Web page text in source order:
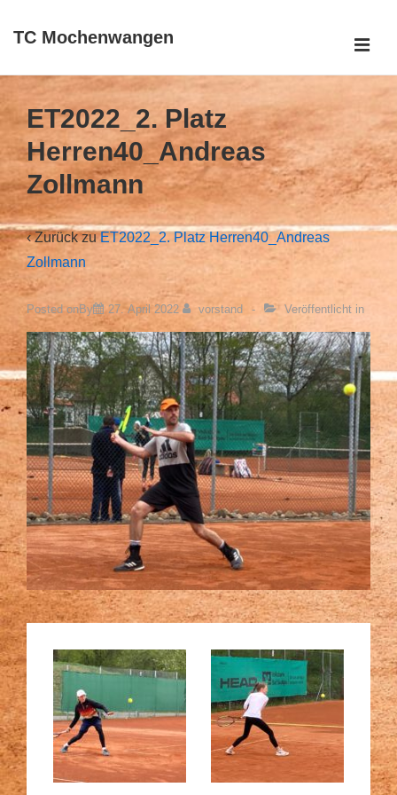
ZumTC Mochenwangen
Main
Navigation
ET2022_2. Platz
Herren40_Andreas
Zollmann
‹ Zurück zuET2022_2. Platz Herren40_Andreas
Zollmann
Posted onBy 27. April 2022 vorstand Veröffentlicht in